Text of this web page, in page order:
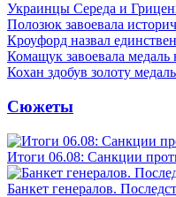
Украинцы Середа и
Полозюк завоевала
Кроуфорд назвал
Комащук завоевала
Кохан здобув золоту
Сюжеты
Итоги 06.08: Санкции
Банкет генералов.